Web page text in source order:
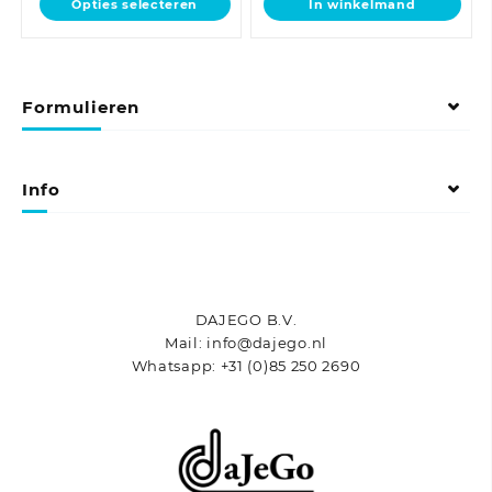
€143,69
Opties selecteren
product
Deze
optie
gekozen
In winkelmand
Formulieren
Info
DAJEGO B.V.
Mail: info@dajego.nl
Whatsapp: +31 (0)85 250 2690